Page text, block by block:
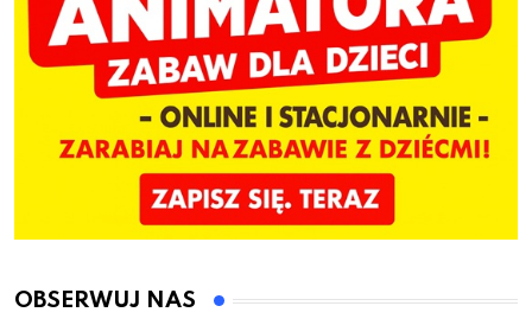
OBSERWUJ NAS